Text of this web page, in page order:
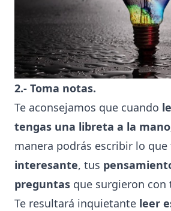
2.- Toma notas.
Te aconsejamos que cuando
tengas una libreta a la
manera podrás escribir lo
interesante, tus
preguntas que surgieron con
Te resultará inquietante leer